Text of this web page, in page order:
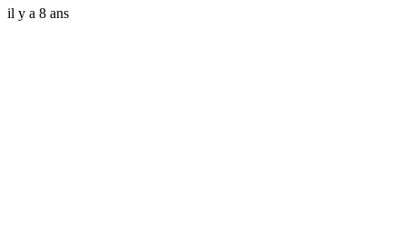
il y a 8 ans